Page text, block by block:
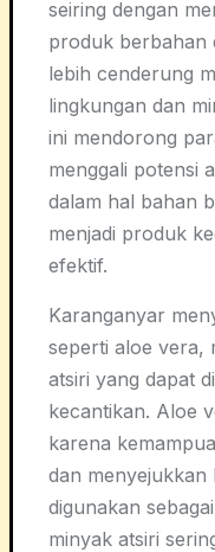
seiring dengan
produk berbahan
lebih cenderung
lingkungan dan
ini mendorong
menggali potensi
dalam hal bahan
menjadi produk
efektif.
Karanganyar
seperti aloe vera,
atsiri yang dapat
kecantikan. Aloe
karena
dan menyejukkan
digunakan
minyak atsiri